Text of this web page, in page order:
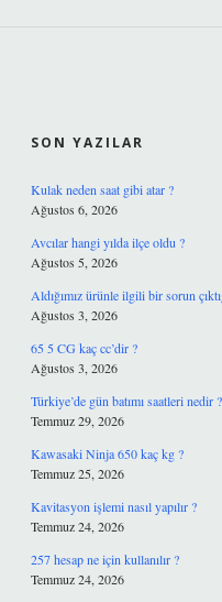
SON YAZILAR
Kulak neden saat gibi atar ?
Ağustos 6, 2026
Avcılar hangi yılda ilçe oldu ?
Ağustos 5, 2026
Aldığımız ürünle ilgili bir sorun
Ağustos 3, 2026
65 5 CG kaç cc’dir ?
Ağustos 3, 2026
Türkiye’de gün batımı saatleri nedir ?
Temmuz 29, 2026
Kawasaki Ninja 650 kaç kg ?
Temmuz 25, 2026
Kavitasyon işlemi nasıl yapılır ?
Temmuz 24, 2026
257 hesap ne için kullanılır ?
Temmuz 24, 2026